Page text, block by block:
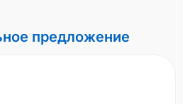
предложение